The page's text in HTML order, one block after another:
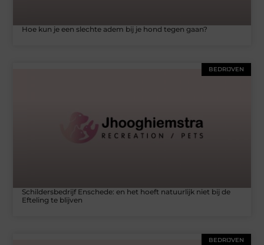
Hoe kun je een slechte adem bij je hond tegen gaan?
BEDRIJVEN
Schildersbedrijf Enschede: en het hoeft natuurlijk niet bij de
Efteling te blijven
BEDRIJVEN